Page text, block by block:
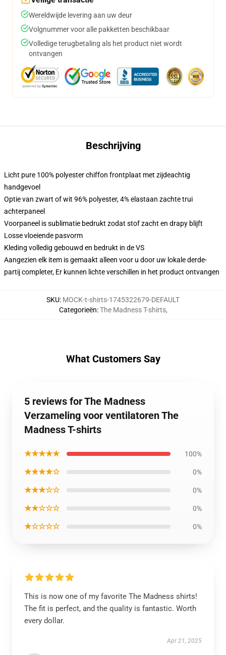
Wereldwijde levering aan uw deur
Volgnummer voor alle pakketten beschikbaar
Volledige terugbetaling als het product niet wordt
ontvangen
Beschrijving
Licht pure 100% polyester chiffon frontplaat met zijdeachtig
handgevoel
Optie van zwart of wit 96% polyester, 4% elastaan zachte trui
achterpaneel
Voorpaneel is sublimatie bedrukt zodat stof zacht en drapy blijft
Losse vloeiende pasvorm
Kleding volledig gebouwd en bedrukt in de VS
Aangezien elk item is gemaakt alleen voor u door uw lokale derde-
partij completer, Er kunnen lichte verschillen in het product ontvangen
SKU: MOCK-t-shirts-1745322679-DEFAULT
Categorieën:The Madness T-shirts,
What Customers Say
5 reviews for The Madness
Verzameling voor ventilatoren The
Madness T-shirts
★★★★★ 100%
★★★★☆ 0%
★★★☆☆ 0%
★★☆☆☆ 0%
★☆☆☆☆ 0%
This is now one of my favorite The Madness shirts!
The fit is perfect, and the quality is fantastic. Worth
every dollar.
Apr 21, 2025